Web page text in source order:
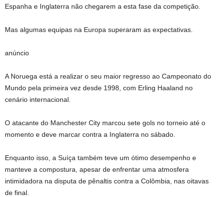
Espanha e Inglaterra não chegarem a esta fase da competição.
Mas algumas equipas na Europa superaram as expectativas.
anúncio
A Noruega está a realizar o seu maior regresso ao Campeonato do
Mundo pela primeira vez desde 1998, com Erling Haaland no
cenário internacional.
O atacante do Manchester City marcou sete gols no torneio até o
momento e deve marcar contra a Inglaterra no sábado.
Enquanto isso, a Suíça também teve um ótimo desempenho e
manteve a compostura, apesar de enfrentar uma atmosfera
intimidadora na disputa de pênaltis contra a Colômbia, nas oitavas
de final.